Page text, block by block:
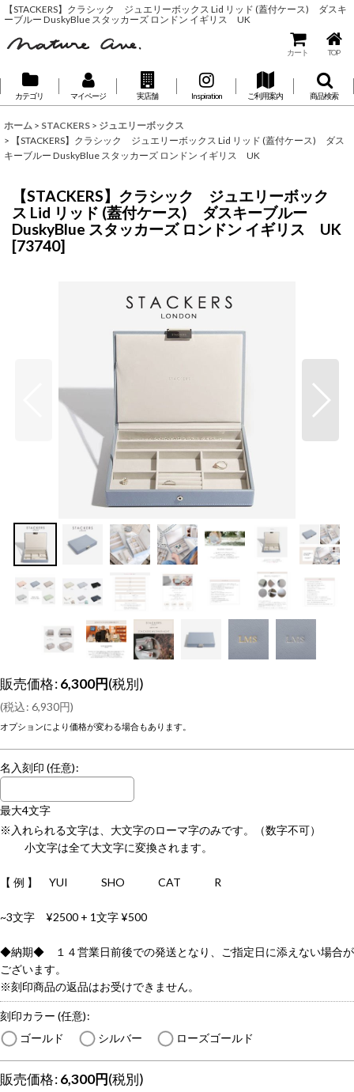
【STACKERS】クラシック ジュエリーボックス Lid リッド (蓋付ケース) ダスキ
ーブルー DuskyBlue スタッカーズ ロンドン イギリス UK
カート TOP
カテゴリ マイページ 実店舗 Inspiration ご利用案内 商品検索
ホーム > STACKERS > ジュエリーボックス
>
【STACKERS】クラシック ジュエリーボックス Lid リッド (蓋付ケース) ダス
キーブルー DuskyBlue スタッカーズ ロンドン イギリス UK
【STACKERS】クラシック ジュエリーボック
ス Lid リッド (蓋付ケース) ダスキーブルー
DuskyBlue スタッカーズ ロンドン イギリス UK
[73740]
販売価格:6,300円(税別)
(税込: 6,930円)
オプションにより価格が変わる場合もあります。
名入刻印 (任意):
最大4文字
※入れられる文字は、大文字のローマ字のみです。（数字不可）
小文字は全て大文字に変換されます。
【 例 】 YUI SHO CAT R
~3文字 ¥2500 + 1文字 ¥500
◆納期◆ １４営業日前後での発送となり、ご指定日に添えない場合が
ございます。
※刻印商品の返品はお受けできません。
刻印カラー (任意):
ゴールド
シルバー ローズゴールド
販売価格:6,300円(税別)